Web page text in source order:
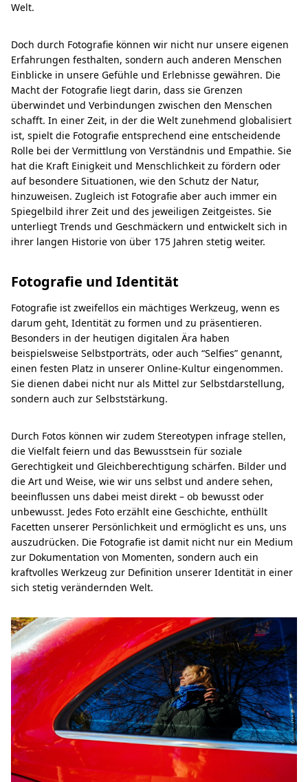
Welt.
Doch durch Fotografie können wir nicht nur unsere eigenen
Erfahrungen festhalten, sondern auch anderen Menschen
Einblicke in unsere Gefühle und Erlebnisse gewähren. Die
Macht der Fotografie liegt darin, dass sie Grenzen
überwindet und Verbindungen zwischen den Menschen
schafft. In einer Zeit, in der die Welt zunehmend globalisiert
ist, spielt die Fotografie entsprechend eine entscheidende
Rolle bei der Vermittlung von Verständnis und Empathie. Sie
hat die Kraft Einigkeit und Menschlichkeit zu fördern oder
auf besondere Situationen, wie den Schutz der Natur,
hinzuweisen. Zugleich ist Fotografie aber auch immer ein
Spiegelbild ihrer Zeit und des jeweiligen Zeitgeistes. Sie
unterliegt Trends und Geschmäckern und entwickelt sich in
ihrer langen Historie von über 175 Jahren stetig weiter.
Fotografie und Identität
Fotografie ist zweifellos ein mächtiges Werkzeug, wenn es
darum geht, Identität zu formen und zu präsentieren.
Besonders in der heutigen digitalen Ära haben
beispielsweise Selbstporträts, oder auch “Selfies” genannt,
einen festen Platz in unserer Online-Kultur eingenommen.
Sie dienen dabei nicht nur als Mittel zur Selbstdarstellung,
sondern auch zur Selbststärkung.
Durch Fotos können wir zudem Stereotypen infrage stellen,
die Vielfalt feiern und das Bewusstsein für soziale
Gerechtigkeit und Gleichberechtigung schärfen. Bilder und
die Art und Weise, wie wir uns selbst und andere sehen,
beeinflussen uns dabei meist direkt – ob bewusst oder
unbewusst. Jedes Foto erzählt eine Geschichte, enthüllt
Facetten unserer Persönlichkeit und ermöglicht es uns, uns
auszudrücken. Die Fotografie ist damit nicht nur ein Medium
zur Dokumentation von Momenten, sondern auch ein
kraftvolles Werkzeug zur Definition unserer Identität in einer
sich stetig verändernden Welt.